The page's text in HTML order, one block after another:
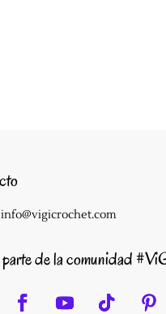
info@vigicrochet.com
parte de la comunidad